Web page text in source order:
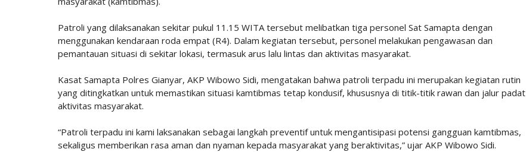
Patroli yang dilaksanakan sekitar pukul 11.15 WITA tersebut melibatkan tiga personel Sat Samapta dengan
menggunakan kendaraan roda empat (R4). Dalam kegiatan tersebut, personel melakukan pengawasan dan
pemantauan situasi di sekitar lokasi, termasuk arus lalu lintas dan aktivitas masyarakat.
Kasat Samapta Polres Gianyar, AKP Wibowo Sidi, mengatakan bahwa patroli terpadu ini merupakan kegiatan rutin
yang ditingkatkan untuk memastikan situasi kamtibmas tetap kondusif, khususnya di titik-titik rawan dan jalur padat
aktivitas masyarakat.
“Patroli terpadu ini kami laksanakan sebagai langkah preventif untuk mengantisipasi potensi gangguan kamtibmas,
sekaligus memberikan rasa aman dan nyaman kepada masyarakat yang beraktivitas,” ujar AKP Wibowo Sidi.